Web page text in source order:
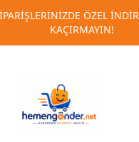
🚀 KURUMSAL
1 2